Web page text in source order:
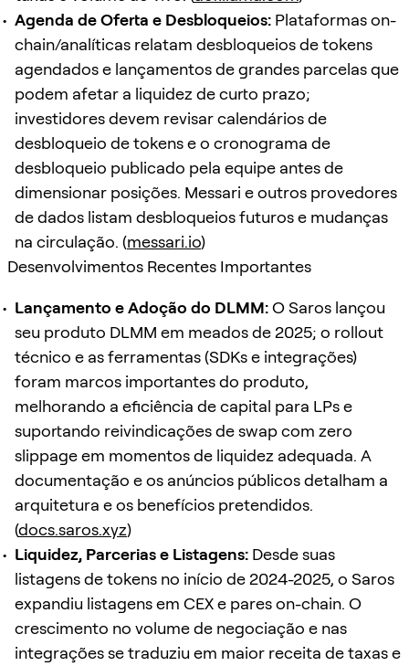
Agenda de Oferta e Desbloqueios: Plataformas on-
chain/analíticas relatam desbloqueios de tokens
agendados e lançamentos de grandes parcelas que
podem afetar a liquidez de curto prazo;
investidores devem revisar calendários de
desbloqueio de tokens e o cronograma de
desbloqueio publicado pela equipe antes de
dimensionar posições. Messari e outros provedores
de dados listam desbloqueios futuros e mudanças
na circulação. (messari.io)
Desenvolvimentos Recentes Importantes
Lançamento e Adoção do DLMM:O Saros lançou
seu produto DLMM em meados de 2025; o rollout
técnico e as ferramentas (SDKs e integrações)
foram marcos importantes do produto,
melhorando a eficiência de capital para LPs e
suportando reivindicações de swap com zero
slippage em momentos de liquidez adequada. A
documentação e os anúncios públicos detalham a
arquitetura e os benefícios pretendidos.
(docs.saros.xyz)
Liquidez, Parcerias e Listagens: Desde suas
listagens de tokens no início de 2024-2025, o Saros
expandiu listagens em CEX e pares on-chain. O
crescimento no volume de negociação e nas
integrações se traduziu em maior receita de taxas e